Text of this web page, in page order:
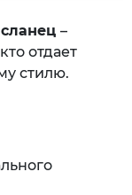
–
отдает
стилю.